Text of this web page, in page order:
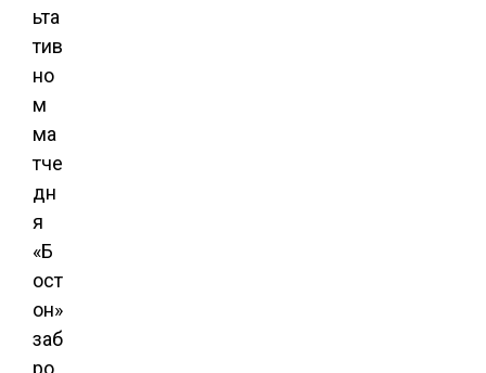
ьта
тив
но
м
ма
тче
дн
я
«Б
ост
он»
заб
ро